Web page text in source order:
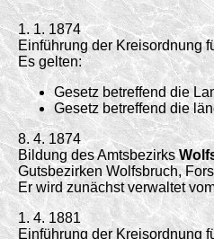
1. 1. 1874
Einführung der Kreisordnung
Es gelten:
Gesetz betreffend die
Gesetz betreffend die
8. 4. 1874
Bildung des Amtsbezirks
Gutsbezirken Wolfsbruch,
Er wird zunächst verwaltet
1. 4. 1881
Einführung der Kreisordnung